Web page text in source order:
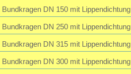
Bundkragen DN 150 mit Lippendichtung
Bundkragen DN 250 mit Lippendichtung
Bundkragen DN 315 mit Lippendichtung
Bundkragen DN 300 mit Lippendichtung